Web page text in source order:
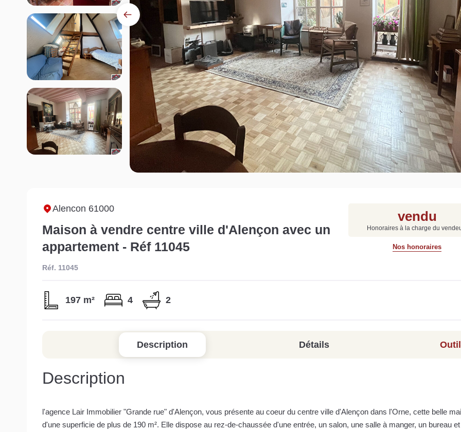
Alencon 61000
Maison à vendre centre ville d'Alençon avec un
appartement - Réf 11045
Réf. 11045
vendu
Honoraires à la charge du
Nos honoraires
197 m² 4 2
Description Détails
Description
l'agence Lair Immobilier "Grande rue" d'Alençon, vous présente au coeur du centre ville d'Alençon dans l'Orne, cette belle
d'une superficie de plus de 190 m². Elle dispose au rez-de-chaussée d'une entrée, un salon, une salle à manger, un bureau